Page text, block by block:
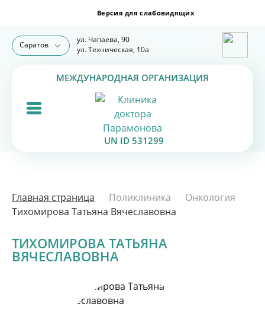
Саратов
ул. Чапаева, 90
ул. Техническая, 10а
МЕЖДУНАРОДНАЯ ОРГАНИЗАЦИЯ
UN ID 531299
Главная страница Поликлиника
Онкология
Тихомирова Татьяна Вячеславовна
ТИХОМИРОВА ТАТЬЯНА
ВЯЧЕСЛАВОВНА